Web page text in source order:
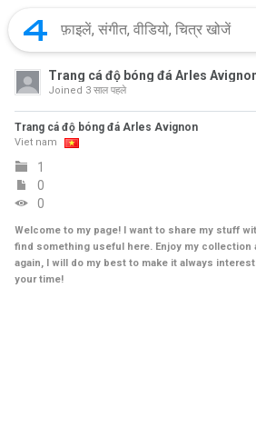
Trang cá độ bóng đá Arles
Joined 3 साल पहले
Trang cá độ bóng đá Arles Avignon
Viet nam
1
0
0
Welcome to my page! I want to share my stuff
find something useful here. Enjoy my collection
again, I will do my best to make it always
your time!